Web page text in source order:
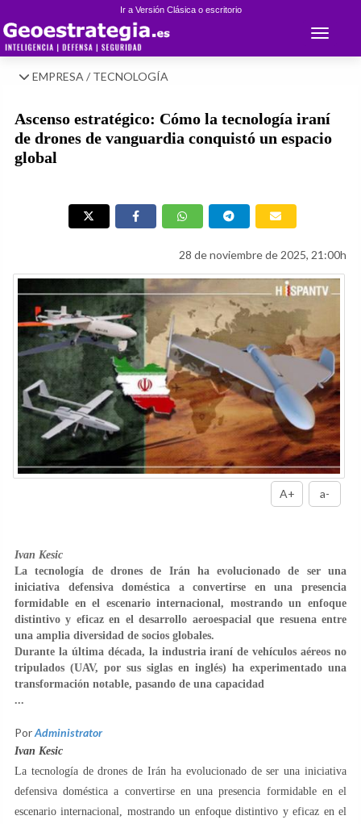
Ir a Versión Clásica o escritorio
Toggle
EMPRESA / TECNOLOGÍA
Ascenso estratégico: Cómo la tecnología iraní
de drones de vanguardia conquistó un espacio
global
28 de noviembre de 2025, 21:00h
A+ a-
Ivan Kesic
La tecnología de drones de Irán ha evolucionado de ser una
iniciativa defensiva doméstica a convertirse en una presencia
formidable en el escenario internacional, mostrando un enfoque
distintivo y eficaz en el desarrollo aeroespacial que resuena entre
una amplia diversidad de socios globales.
Durante la última década, la industria iraní de vehículos aéreos no
tripulados (UAV, por sus siglas en inglés) ha experimentado una
transformación notable, pasando de una capacidad
...
PorAdministrator
Ivan Kesic
La tecnología de drones de Irán ha evolucionado de ser una iniciativa
defensiva doméstica a convertirse en una presencia formidable en el
escenario internacional, mostrando un enfoque distintivo y eficaz en el